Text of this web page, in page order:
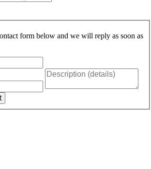
form below and we will reply as soon as